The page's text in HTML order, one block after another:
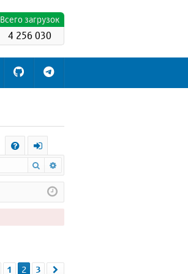
Всего загрузок
4 256 030
Q
х
о
д
Поиск
Пред.
1 2 3